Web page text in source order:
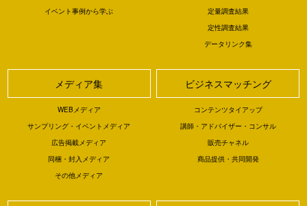
イベント事例から学ぶ
定量調査結果
定性調査結果
データリンク集
メディア集
WEBメディア
サンプリング・イベントメディア
広告掲載メディア
同梱・封入メディア
その他メディア
ビジネスマッチング
コンテンツタイアップ
講師・アドバイザー・コンサル
販売チャネル
商品提供・共同開発